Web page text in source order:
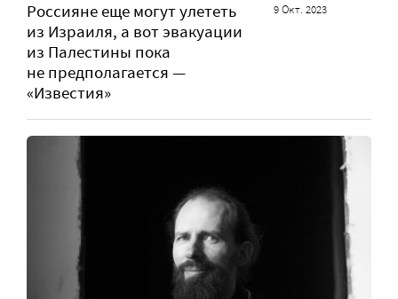
Россияне еще могут улететь
из Израиля, а вот эвакуации
из Палестины пока
не предполагается —
«Известия»
9 Окт. 2023